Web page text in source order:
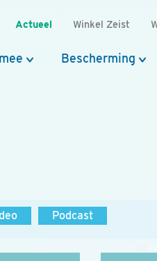
Actueel Winkel Zeist
Bescherming
Podcast